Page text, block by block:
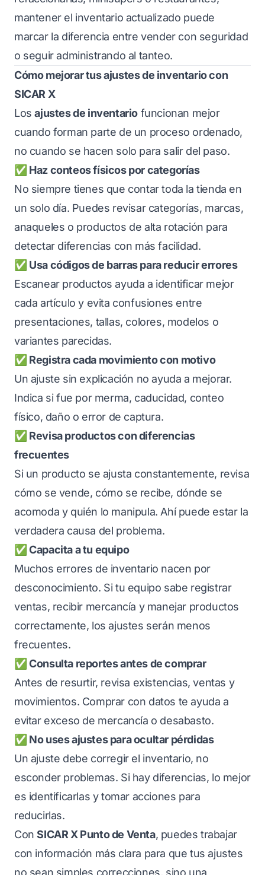
mantener el inventario actualizado puede
marcar la diferencia entre vender con seguridad
o seguir administrando al tanteo.
Cómo mejorar tus ajustes de inventario con
SICAR X
Losajustes de inventario funcionan mejor
cuando forman parte de un proceso ordenado,
no cuando se hacen solo para salir del paso.
✅ Haz conteos físicos por categorías
No siempre tienes que contar toda la tienda en
un solo día. Puedes revisar categorías, marcas,
anaqueles o productos de alta rotación para
detectar diferencias con más facilidad.
✅ Usa códigos de barras para reducir errores
Escanear productos ayuda a identificar mejor
cada artículo y evita confusiones entre
presentaciones, tallas, colores, modelos o
variantes parecidas.
✅ Registra cada movimiento con motivo
Un ajuste sin explicación no ayuda a mejorar.
Indica si fue por merma, caducidad, conteo
físico, daño o error de captura.
✅ Revisa productos con diferencias
frecuentes
Si un producto se ajusta constantemente, revisa
cómo se vende, cómo se recibe, dónde se
acomoda y quién lo manipula. Ahí puede estar la
verdadera causa del problema.
✅ Capacita a tu equipo
Muchos errores de inventario nacen por
desconocimiento. Si tu equipo sabe registrar
ventas, recibir mercancía y manejar productos
correctamente, los ajustes serán menos
frecuentes.
✅ Consulta reportes antes de comprar
Antes de resurtir, revisa existencias, ventas y
movimientos. Comprar con datos te ayuda a
evitar exceso de mercancía o desabasto.
✅ No uses ajustes para ocultar pérdidas
Un ajuste debe corregir el inventario, no
esconder problemas. Si hay diferencias, lo mejor
es identificarlas y tomar acciones para
reducirlas.
ConSICAR X Punto de Venta, puedes trabajar
con información más clara para que tus ajustes
no sean simples correcciones, sino una